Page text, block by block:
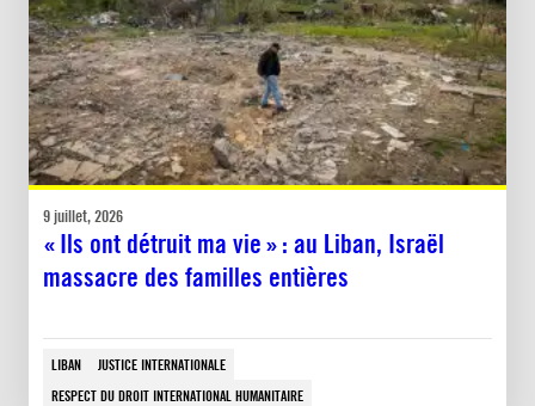
9 juillet, 2026
« Ils ont détruit ma vie » : au Liban, Israël
massacre des familles entières
LIBAN
JUSTICE INTERNATIONALE
RESPECT DU DROIT INTERNATIONAL HUMANITAIRE